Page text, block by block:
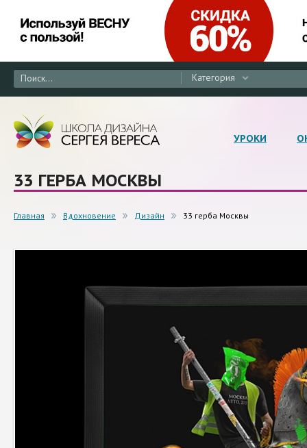
Категория
УРОКИ
33 ГЕРБА МОСКВЫ
Главная Вдохновение Дизайн 33 герба Москвы